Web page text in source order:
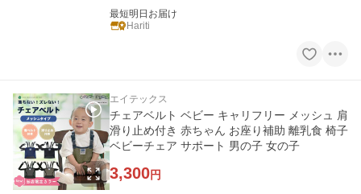
最短明日お届け
Hariti
エイテックス
チェアベルト ベビー キャリフリー メッシュ 肩
滑り止め付き 赤ちゃん お座り補助 離乳食 椅子
ベビーチェア サポート 男の子 女の子
3,300円